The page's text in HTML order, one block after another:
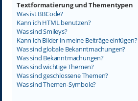
Textformatierung und Thementypen
Was ist BBCode?
Kann ich HTML benutzen?
Was sind Smileys?
Kann ich Bilder in meine Beiträge einfügen?
Was sind globale Bekanntmachungen?
Was sind Bekanntmachungen?
Was sind wichtige Themen?
Was sind geschlossene Themen?
Was sind Themen-Symbole?